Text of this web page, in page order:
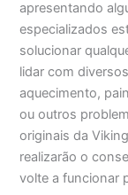
apresentando
especializados
solucionar
lidar com
aquecimento,
ou outros
originais da
realizarão o
volte a funcionar